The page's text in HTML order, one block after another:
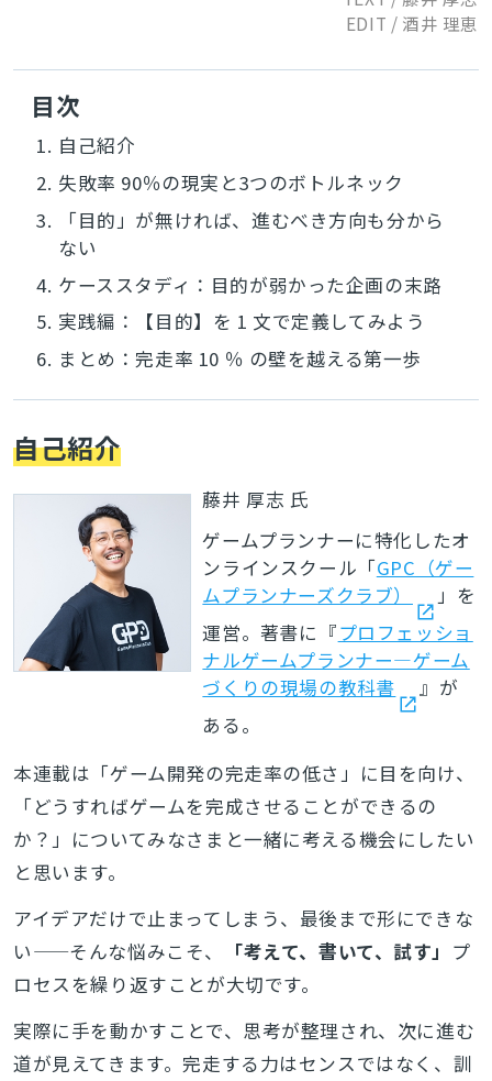
EDIT / 酒井 理恵
目次
1. 自己紹介
2. 失敗率 90％の現実と3つのボトルネック
3.
「目的」が無ければ、進むべき方向も分から
ない
4. ケーススタディ：目的が弱かった企画の末路
5. 実践編：【目的】を 1 文で定義してみよう
6. まとめ：完走率 10 ％ の壁を越える第一歩
自己紹介
藤井 厚志 氏
ゲームプランナーに特化したオ
ンラインスクール「GPC（ゲー
ムプランナーズクラブ）
」を
運営。著書に『プロフェッショ
ナルゲームプランナー―ゲーム
づくりの現場の教科書
』が
ある。
本連載は「ゲーム開発の完走率の低さ」に目を向け、
「どうすればゲームを完成させることができるの
か？」についてみなさまと一緒に考える機会にしたい
と思います。
アイデアだけで止まってしまう、最後まで形にできな
い——そんな悩みこそ、
「考えて、書いて、試す」 プ
ロセスを繰り返すことが大切です。
実際に手を動かすことで、思考が整理され、次に進む
道が見えてきます。完走する力はセンスではなく、訓